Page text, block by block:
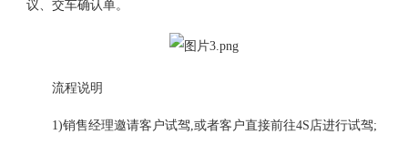
议、交车确认单。
流程说明
1)销售经理邀请客户试驾,或者客户直接前往4S店进行试驾;